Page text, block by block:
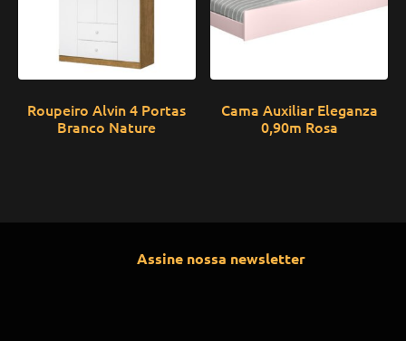
Roupeiro Alvin 4 Portas
Branco Nature
Cama Auxiliar Eleganza
0,90m Rosa
Assine nossa newsletter